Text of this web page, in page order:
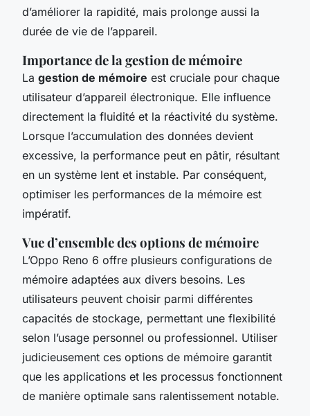
d’améliorer la rapidité, mais prolonge aussi la
durée de vie de l’appareil.
Importance de la gestion de mémoire
La gestion de mémoire est cruciale pour chaque
utilisateur d’appareil électronique. Elle influence
directement la fluidité et la réactivité du système.
Lorsque l’accumulation des données devient
excessive, la performance peut en pâtir, résultant
en un système lent et instable. Par conséquent,
optimiser les performances de la mémoire est
impératif.
Vue d’ensemble des options de mémoire
L’Oppo Reno 6 offre plusieurs configurations de
mémoire adaptées aux divers besoins. Les
utilisateurs peuvent choisir parmi différentes
capacités de stockage, permettant une flexibilité
selon l’usage personnel ou professionnel. Utiliser
judicieusement ces options de mémoire garantit
que les applications et les processus fonctionnent
de manière optimale sans ralentissement notable.